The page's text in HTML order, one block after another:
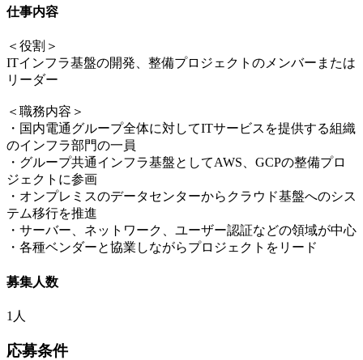
仕事内容
＜役割＞
ITインフラ基盤の開発、整備プロジェクトのメンバーまたは
リーダー
＜職務内容＞
・国内電通グループ全体に対してITサービスを提供する組織
のインフラ部門の一員
・グループ共通インフラ基盤としてAWS、GCPの整備プロ
ジェクトに参画
・オンプレミスのデータセンターからクラウド基盤へのシス
テム移行を推進
・サーバー、ネットワーク、ユーザー認証などの領域が中心
・各種ベンダーと協業しながらプロジェクトをリード
募集人数
1人
応募条件